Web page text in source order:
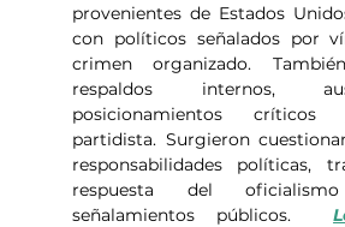
provenientes de Estados
con políticos señalados por
crimen organizado.
respaldos internos,
posicionamientos
partidista. Surgieron
responsabilidades políticas,
respuesta del
señalamientos públicos.